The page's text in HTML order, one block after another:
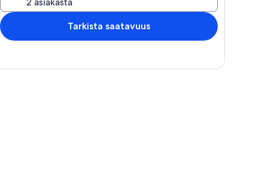
Tarkista saatavuus